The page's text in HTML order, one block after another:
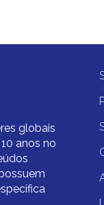
globais
anos no